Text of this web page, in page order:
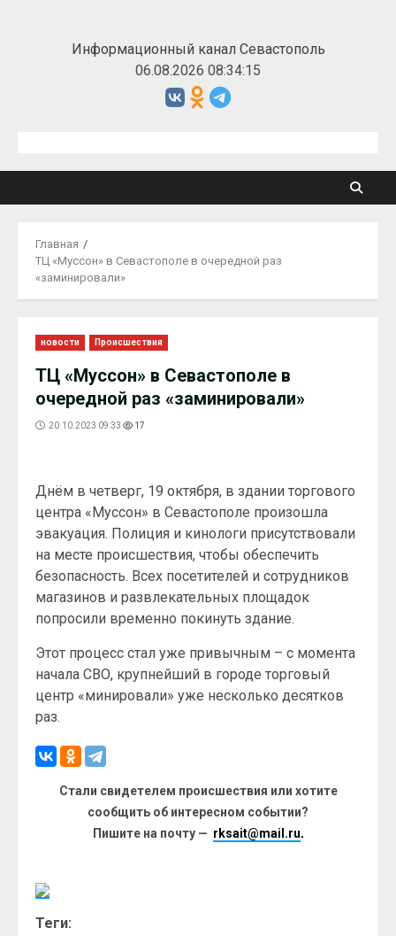
содержимомуИнформационный канал Севастополь
06.08.2026 08:34:15
Главная
ТЦ «Муссон» в Севастополе в очередной раз
«заминировали»
новости Происшествия
ТЦ «Муссон» в Севастополе в
очередной раз «заминировали»
20.10.2023 09:33 17
Днём в четверг, 19 октября, в здании торгового
центра «Муссон» в Севастополе произошла
эвакуация. Полиция и кинологи присутствовали
на месте происшествия, чтобы обеспечить
безопасность. Всех посетителей и сотрудников
магазинов и развлекательных площадок
попросили временно покинуть здание.
Этот процесс стал уже привычным – с момента
начала СВО, крупнейший в городе торговый
центр «минировали» уже несколько десятков
раз.
Стали свидетелем происшествия или хотите
сообщить об интересном событии?
Пишите на почту — rksait@mail.ru.
Теги: